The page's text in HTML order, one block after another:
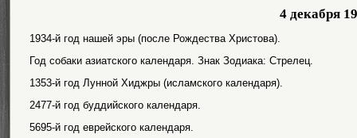
4 декабря
1934-й год нашей эры (после Рождества Христова).
Год собаки азиатского календаря. Знак Зодиака: Стрелец.
1353-й год Лунной Хиджры (исламского календаря).
2477-й год буддийского календаря.
5695-й год еврейского календаря.